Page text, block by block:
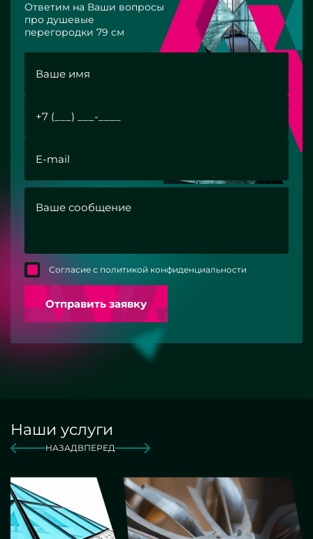
Ответим на Ваши вопросы
про душевые
перегородки 79 см
Согласие с политикой конфиденциальности
Отправить заявку
Наши услуги
НАЗАДВПЕРЕД